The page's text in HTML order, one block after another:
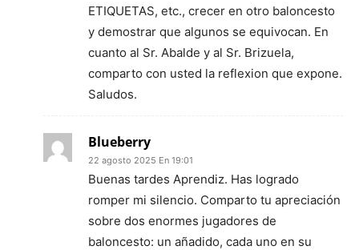
ETIQUETAS, etc., crecer en otro baloncesto
y demostrar que algunos se equivocan. En
cuanto al Sr. Abalde y al Sr. Brizuela,
comparto con usted la reflexion que expone.
Saludos.
Blueberry
22 agosto 2025 En 19:01
Buenas tardes Aprendiz. Has logrado
romper mi silencio. Comparto tu apreciación
sobre dos enormes jugadores de
baloncesto: un añadido, cada uno en su